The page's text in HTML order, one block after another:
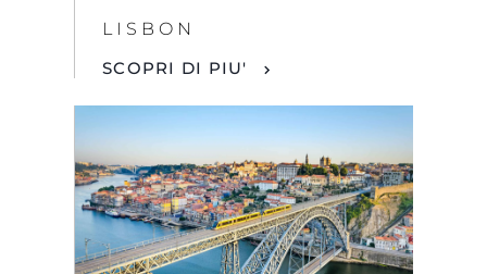
LISBON
SCOPRI DI PIU'